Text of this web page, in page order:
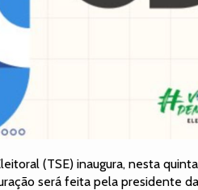
(TSE) inaugura, nesta
será feita pela presidente